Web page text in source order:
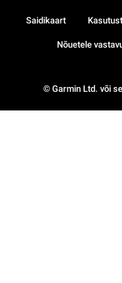
© Garmin Ltd. või
Saidikaart
Nõuetele